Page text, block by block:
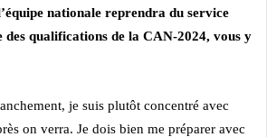
nationale reprendra du service
des qualifications de la CAN-2024, vous y
je suis plutôt concentré avec
on verra. Je dois bien me préparer avec